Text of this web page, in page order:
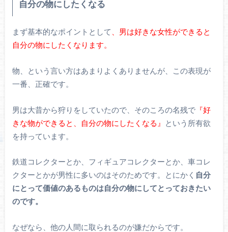
自分の物にしたくなる
まず基本的なポイントとして 、男は好きな女性ができると
自分の物にしたくなります。
物、という言い方はあまりよくありませんが、この表現が
一番、正確です。
男は大昔から狩りをしていたので、そのころの名残で『好
きな物ができると、自分の物にしたくなる』
という所有欲
を持っています。
鉄道コレクターとか、フィギュアコレクターとか、車コレ
クターとかが男性に多いのはそのためです。とにかく 自分
にとって価値のあるものは自分の物にしてとっておきたい
のです。
なぜなら、他の人間に取られるのが嫌だからです。